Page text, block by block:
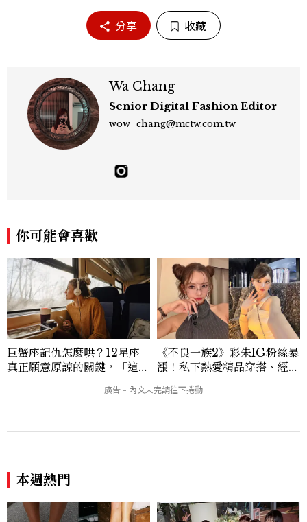
分享 收藏
Wa Chang
Senior Digital Fashion Editor
wow_chang@mctw.com.tw
你可能會喜歡
巨蟹座記仇怎麼哄？12星座
真正願意原諒的關鍵，「這星
《不良一族2》彩朱IG粉絲暴
漲！私下熱愛精品穿搭、經營
員
本週熱門